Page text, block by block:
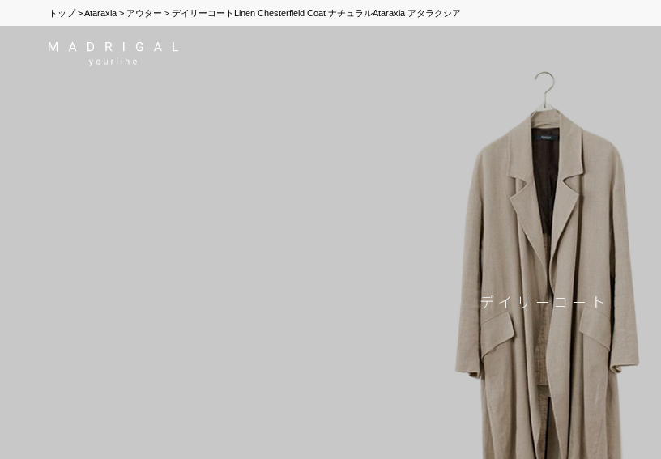
トップ Ataraxia アウター デイリーコートLinen Chesterfield Coat ナチュラルAtaraxia アタラクシア
デイリーコート